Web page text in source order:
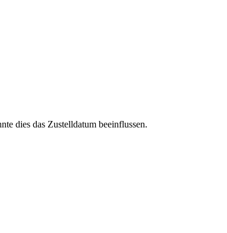
dies das Zustelldatum beeinflussen.